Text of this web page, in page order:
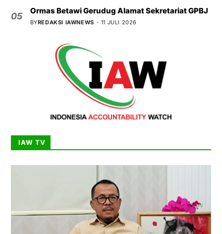
05
Ormas Betawi Gerudug Alamat Sekretariat GPBJ
BYREDAKSI IAWNEWS 11 JULI 2026
IAW TV